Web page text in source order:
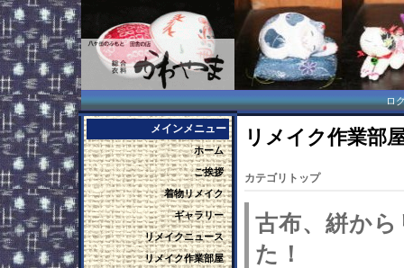
ロ
メインメニュー
ホーム
ご挨拶
着物リメイク
ギャラリー
リメイクニュース
リメイク作業部屋
リメイク作業部
カテゴリトップ
古布、絣か
た！